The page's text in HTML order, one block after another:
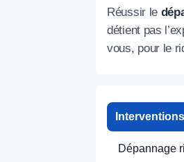
Réussir le
détient pas
vous, pour le
Interventions
Dépannage